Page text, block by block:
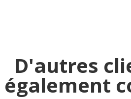
D'autres
également